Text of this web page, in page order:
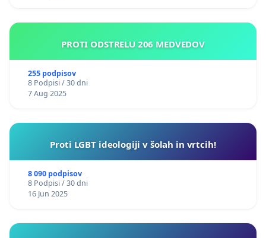
PROTI ODSTRELU 206 MEDVEDOV
255 podpisov
8 Podpisi / 30 dni
7 Aug 2025
Proti LGBT ideologiji v šolah in vrtcih!
8 090 podpisov
8 Podpisi / 30 dni
16 Jun 2025